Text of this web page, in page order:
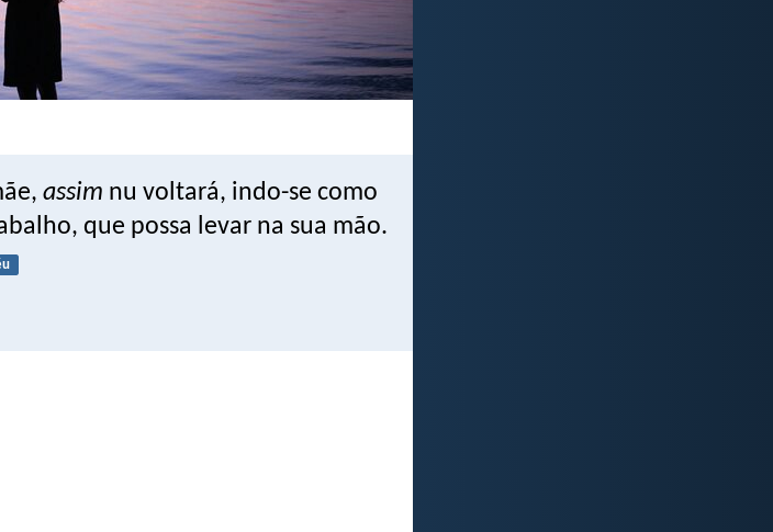
assim nu voltará, indo-se como
que possa levar na sua mão.